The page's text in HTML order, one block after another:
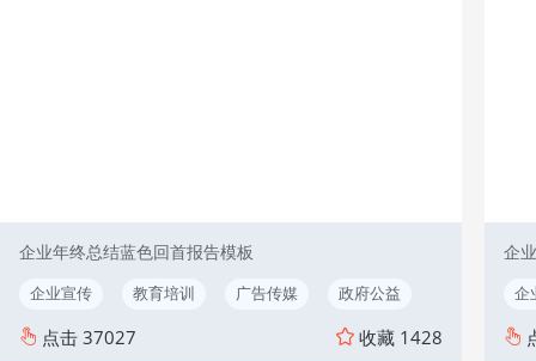
企业年终总结蓝色回首报告模板
企业宣传 教育培训 广告传媒 政府公益
点击 37027 收藏 1428
企
企